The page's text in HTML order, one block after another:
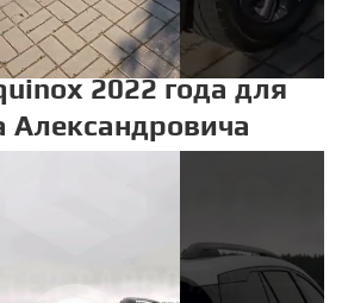
2022 года для
Александровича